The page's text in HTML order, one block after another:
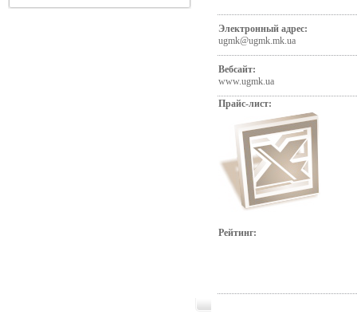
Электронный адрес:
ugmk@ugmk.mk.ua
Вебсайт:
www.ugmk.ua
Прайс-лист:
Рейтинг: